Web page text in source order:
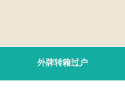
外牌转籍过户